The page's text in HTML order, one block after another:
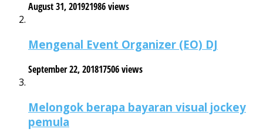
August 31, 201921986 views
Mengenal Event Organizer (EO) DJ
September 22, 201817506 views
Melongok berapa bayaran visual jockey
pemula